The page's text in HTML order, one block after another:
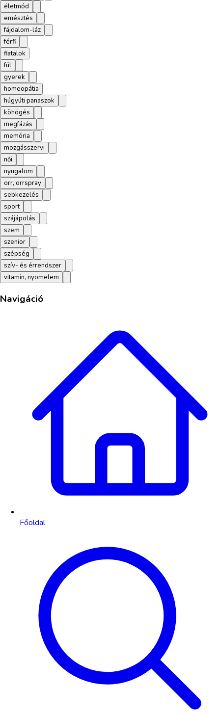
életmód
emésztés
fájdalom-láz
férfi
fiatalok
fül
gyerek
homeopátia
húgyúti panaszok
köhögés
megfázás
memória
mozgásszervi
női
nyugalom
orr, orrspray
sebkezelés
sport
szájápolás
szem
szenior
szépség
szív- és érrendszer
vitamin, nyomelem
Navigáció
Főoldal